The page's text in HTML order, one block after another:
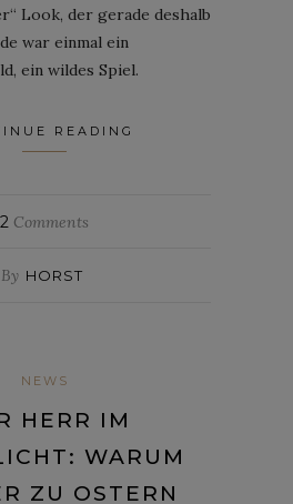
Look, der gerade deshalb
war einmal ein
ein wildes Spiel.
READING
2 Comments
By HORST
NEWS
HERR IM
WARUM
ZU OSTERN